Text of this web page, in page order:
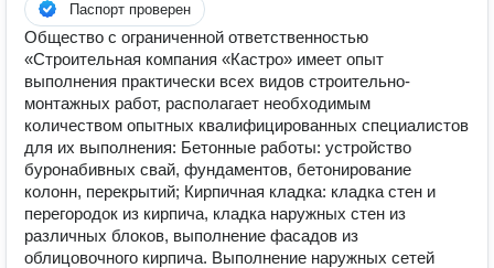
Паспорт проверен
Общество с ограниченной ответственностью
«Строительная компания «Кастро» имеет опыт
выполнения практически всех видов строительно-
монтажных работ, располагает необходимым
количеством опытных квалифицированных специалистов
для их выполнения: Бетонные работы: устройство
буронабивных свай, фундаментов, бетонирование
колонн, перекрытий; Кирпичная кладка: кладка стен и
перегородок из кирпича, кладка наружных стен из
различных блоков, выполнение фасадов из
облицовочного кирпича. Выполнение наружных сетей